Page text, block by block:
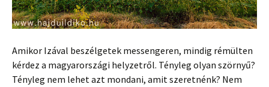
Amikor Izával beszélgetek messengeren, mindig rémülten
kérdez a magyarországi helyzetről. Tényleg olyan szörnyű?
Tényleg nem lehet azt mondani, amit szeretnénk? Nem